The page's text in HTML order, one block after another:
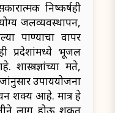
निष्कर्षही
जलव्यवस्थापन,
पाण्याचा वापर
प्रदेशांमध्ये भूजल
मते,
उपाययोजना
शक्य आहे. मात्र हे